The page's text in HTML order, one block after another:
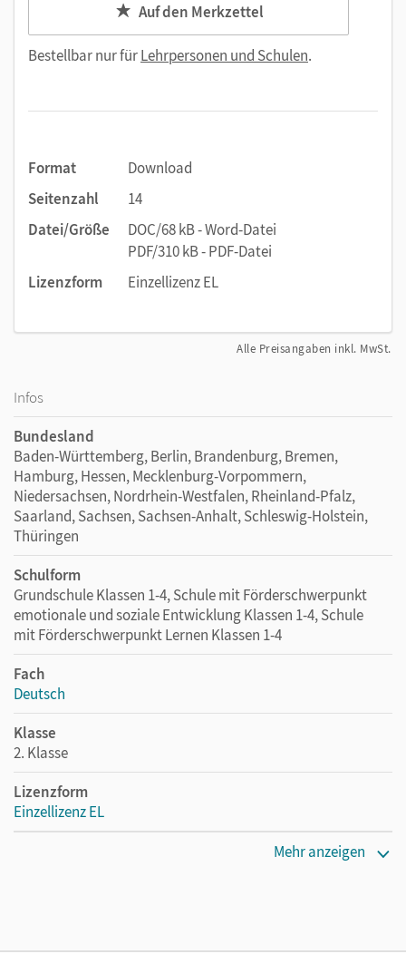
Auf den Merkzettel
Bestellbar nur fürLehrpersonen und Schulen.
Format
Download
Seitenzahl
14
Datei/Größe
DOC/68 kB - Word-Datei
PDF/310 kB - PDF-Datei
Lizenzform
Einzellizenz EL
Alle Preisangaben inkl. MwSt.
Infos
Bundesland
Baden-Württemberg, Berlin, Brandenburg, Bremen,
Hamburg, Hessen, Mecklenburg-Vorpommern,
Niedersachsen, Nordrhein-Westfalen, Rheinland-Pfalz,
Saarland, Sachsen, Sachsen-Anhalt, Schleswig-Holstein,
Thüringen
Schulform
Grundschule Klassen 1-4, Schule mit Förderschwerpunkt
emotionale und soziale Entwicklung Klassen 1-4, Schule
mit Förderschwerpunkt Lernen Klassen 1-4
Fach
Deutsch
Klasse
2. Klasse
Lizenzform
Einzellizenz EL
Mehr anzeigen